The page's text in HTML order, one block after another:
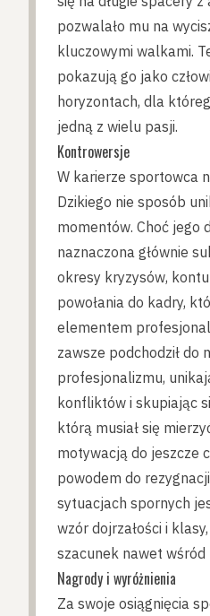
pozwalało mu na
kluczowymi walkami.
pokazują go jako
horyzontach, dla
jedną z wielu pasji.
Kontrowersje
W karierze sportowca
Dzikiego nie sposób
momentów. Choć jego
naznaczona głównie
okresy kryzysów,
powołania do kadry,
elementem
zawsze podchodził do
profesjonalizmu,
konfliktów i skupiając
którą musiał się
motywacją do jeszcze
powodem do
sytuacjach spornych
wzór dojrzałości i
szacunek nawet wśród
Nagrody i wyróżnienia
Za swoje osiągnięcia